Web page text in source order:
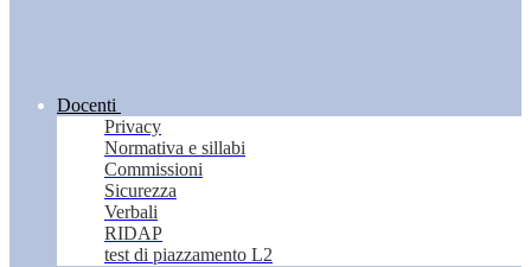
Docenti
Privacy
Normativa e sillabi
Commissioni
Sicurezza
Verbali
RIDAP
test di piazzamento L2